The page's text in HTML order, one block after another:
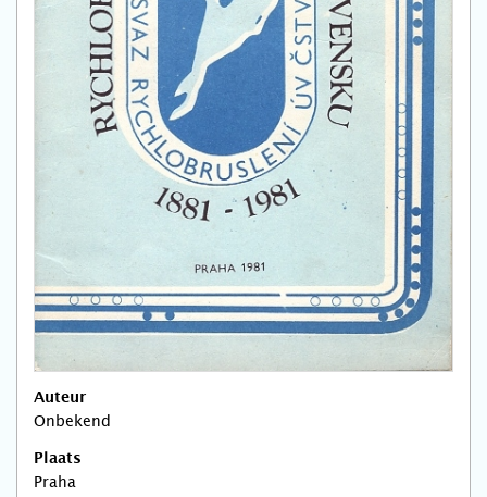
Auteur
Onbekend
Plaats
Praha